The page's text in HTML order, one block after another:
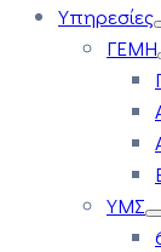
Υπηρεσίες
ΓΕΜΗ
ΥΜΣ